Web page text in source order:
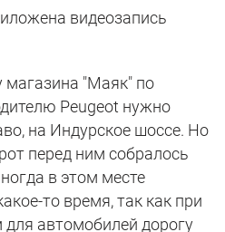
видеозапись
магазина "Маяк" по
Peugeot нужно
на Индурское шоссе. Но
перед ним собралось
в этом месте
то время, так как при
автомобилей дорогу